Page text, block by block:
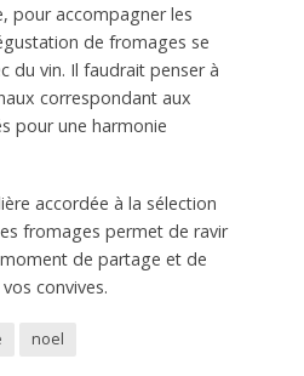
pour accompagner les
de fromages se
du vin. Il faudrait penser à
correspondant aux
pour une harmonie
accordée à la sélection
fromages permet de ravir
de partage et de
convives.
noel